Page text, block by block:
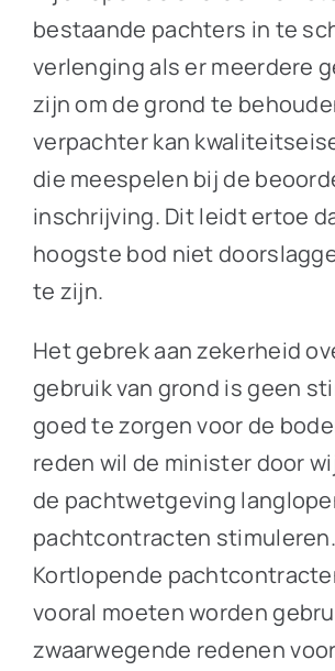
bestaande pachters in te
verlenging als er meerdere
zijn om de grond te
verpachter kan
die meespelen bij de
inschrijving. Dit leidt ertoe
hoogste bod niet
te zijn.
Het gebrek aan zekerheid
gebruik van grond is geen
goed te zorgen voor de
reden wil de minister door
de pachtwetgeving
pachtcontracten stimuleren.
Kortlopende
vooral moeten worden
zwaarwegende redenen